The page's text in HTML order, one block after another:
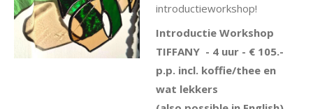
introductieworkshop!
Introductie Workshop
TIFFANY - 4 uur - € 105.-
p.p. incl. koffie/thee en
wat lekkers